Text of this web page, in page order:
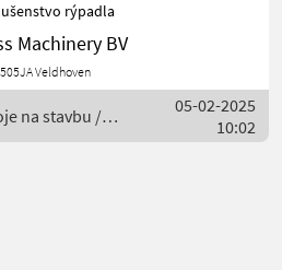
rýpadla
Machinery BV
Veldhoven
na stavbu /
05-02-2025
10:02